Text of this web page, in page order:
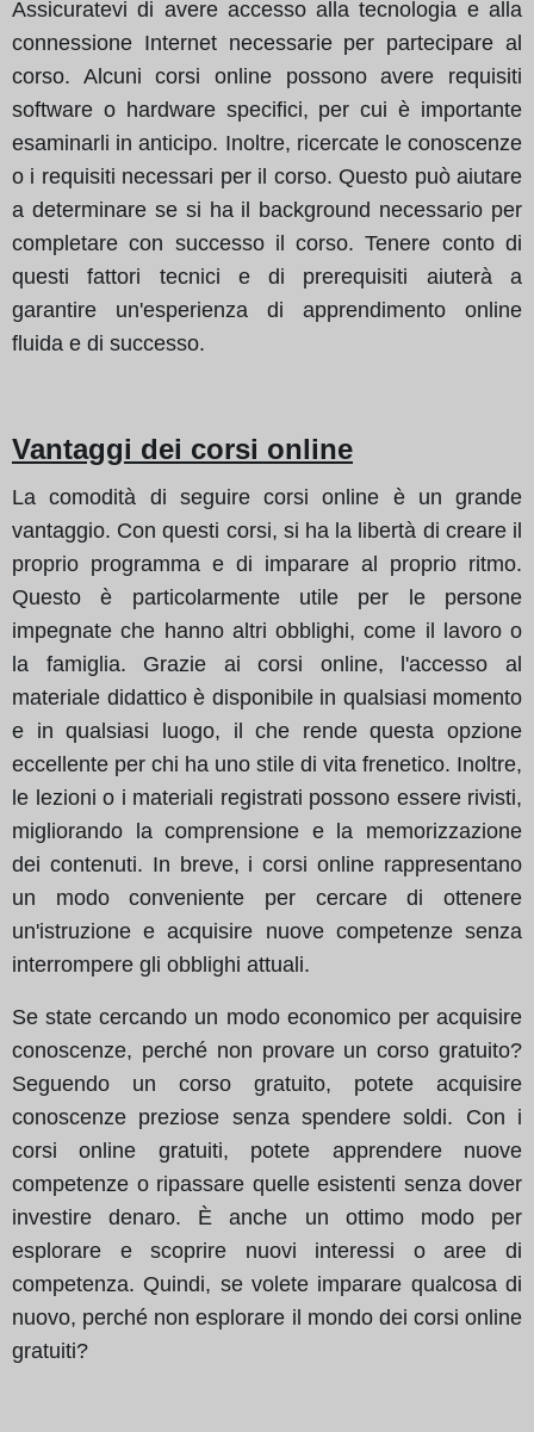
Assicuratevi di avere accesso alla tecnologia e alla
connessione Internet necessarie per partecipare al
corso. Alcuni corsi online possono avere requisiti
software o hardware specifici, per cui è importante
esaminarli in anticipo. Inoltre, ricercate le conoscenze
o i requisiti necessari per il corso. Questo può aiutare
a determinare se si ha il background necessario per
completare con successo il corso. Tenere conto di
questi fattori tecnici e di prerequisiti aiuterà a
garantire un'esperienza di apprendimento online
fluida e di successo.
Vantaggi dei corsi online
La comodità di seguire corsi online è un grande
vantaggio. Con questi corsi, si ha la libertà di creare il
proprio programma e di imparare al proprio ritmo.
Questo è particolarmente utile per le persone
impegnate che hanno altri obblighi, come il lavoro o
la famiglia. Grazie ai corsi online, l'accesso al
materiale didattico è disponibile in qualsiasi momento
e in qualsiasi luogo, il che rende questa opzione
eccellente per chi ha uno stile di vita frenetico. Inoltre,
le lezioni o i materiali registrati possono essere rivisti,
migliorando la comprensione e la memorizzazione
dei contenuti. In breve, i corsi online rappresentano
un modo conveniente per cercare di ottenere
un'istruzione e acquisire nuove competenze senza
interrompere gli obblighi attuali.
Se state cercando un modo economico per acquisire
conoscenze, perché non provare un corso gratuito?
Seguendo un corso gratuito, potete acquisire
conoscenze preziose senza spendere soldi. Con i
corsi online gratuiti, potete apprendere nuove
competenze o ripassare quelle esistenti senza dover
investire denaro. È anche un ottimo modo per
esplorare e scoprire nuovi interessi o aree di
competenza. Quindi, se volete imparare qualcosa di
nuovo, perché non esplorare il mondo dei corsi online
gratuiti?